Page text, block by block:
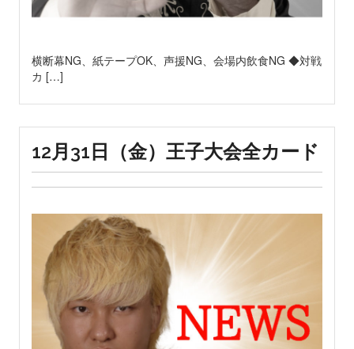
横断幕NG、紙テープOK、声援NG、会場内飲食NG ◆対戦
カ […]
12月31日（金）王子大会全カード